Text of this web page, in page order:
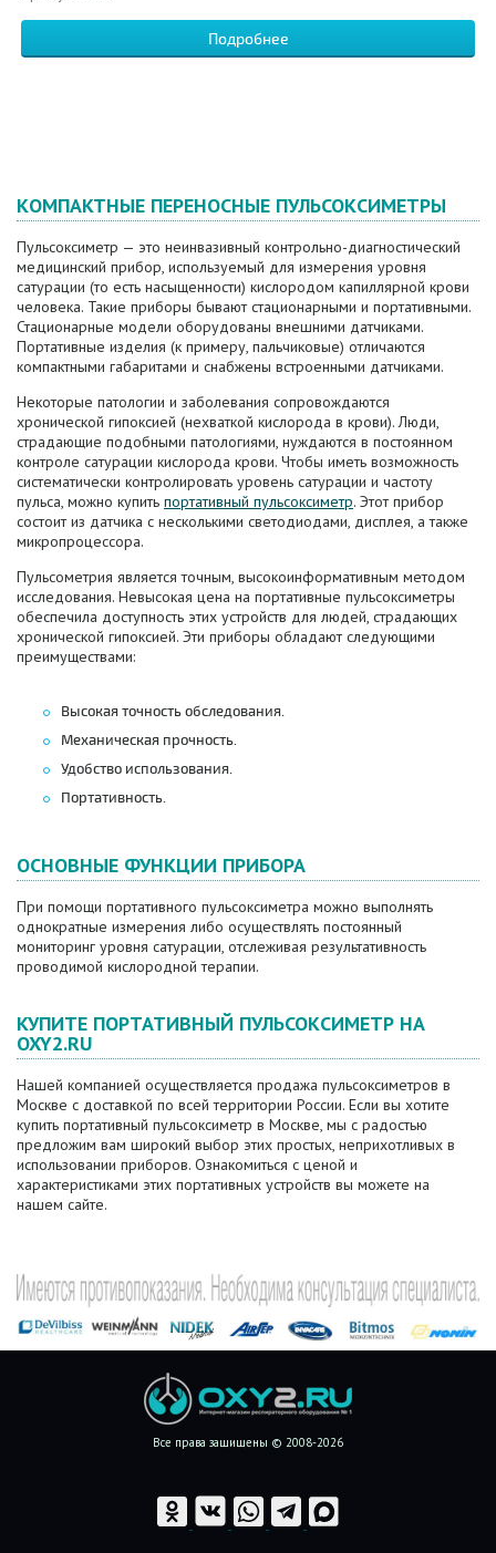
Подробнее
КОМПАКТНЫЕ ПЕРЕНОСНЫЕ ПУЛЬСОКСИМЕТРЫ
Пульсоксиметр — это неинвазивный контрольно-диагностический
медицинский прибор, используемый для измерения уровня
сатурации (то есть насыщенности) кислородом капиллярной крови
человека. Такие приборы бывают стационарными и портативными.
Стационарные модели оборудованы внешними датчиками.
Портативные изделия (к примеру, пальчиковые) отличаются
компактными габаритами и снабжены встроенными датчиками.
Некоторые патологии и заболевания сопровождаются
хронической гипоксией (нехваткой кислорода в крови). Люди,
страдающие подобными патологиями, нуждаются в постоянном
контроле сатурации кислорода крови. Чтобы иметь возможность
систематически контролировать уровень сатурации и частоту
пульса, можно купить портативный пульсоксиметр. Этот прибор
состоит из датчика с несколькими светодиодами, дисплея, а также
микропроцессора.
Пульсометрия является точным, высокоинформативным методом
исследования. Невысокая цена на портативные пульсоксиметры
обеспечила доступность этих устройств для людей, страдающих
хронической гипоксией. Эти приборы обладают следующими
преимуществами:
Высокая точность обследования.
Механическая прочность.
Удобство использования.
Портативность.
ОСНОВНЫЕ ФУНКЦИИ ПРИБОРА
При помощи портативного пульсоксиметра можно выполнять
однократные измерения либо осуществлять постоянный
мониторинг уровня сатурации, отслеживая результативность
проводимой кислородной терапии.
КУПИТЕ ПОРТАТИВНЫЙ ПУЛЬСОКСИМЕТР НА
OXY2.RU
Нашей компанией осуществляется продажа пульсоксиметров в
Москве с доставкой по всей территории России. Если вы хотите
купить портативный пульсоксиметр в Москве, мы с радостью
предложим вам широкий выбор этих простых, неприхотливых в
использовании приборов. Ознакомиться с ценой и
характеристиками этих портативных устройств вы можете на
нашем сайте.
Все права защищены © 2008-2026